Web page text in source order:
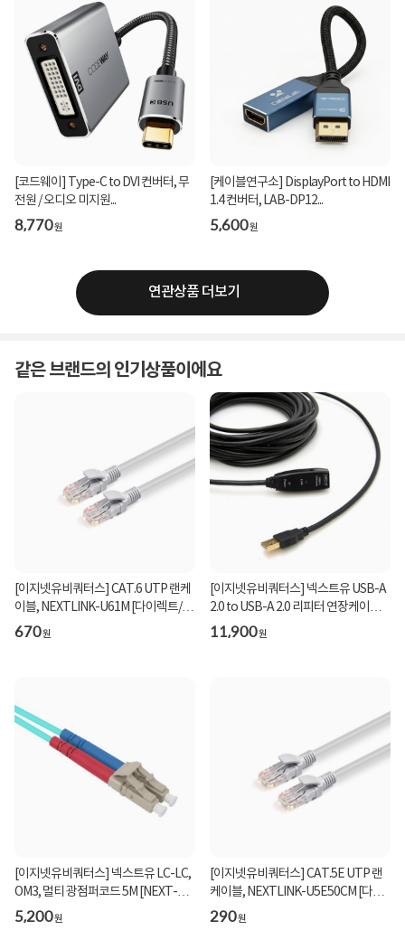
[코드웨이] Type-C to DVI 컨버터, 무
전원 / 오디오 미지원...
8,770원
[케이블연구소] DisplayPort to HDMI
1.4 컨버터, LAB-DP12...
5,600원
연관상품 더보기
같은 브랜드의 인기상품이에요
[이지넷유비쿼터스] CAT.6 UTP 랜케
이블, NEXTLINK-U61M [다이렉트/단
선] [그레이/1m...
670원
[이지넷유비쿼터스] 넥스트유 USB-A
2.0 to USB-A 2.0 리피터 연장케이블,
NEXT-USB1...
11,900원
[이지넷유비쿼터스] 넥스트유 LC-LC,
OM3, 멀티 광점퍼코드 5M [NEXT-
LL305MM-10G]
5,200원
[이지넷유비쿼터스] CAT.5E UTP 랜
케이블, NEXTLINK-U5E50CM [다이
렉트/단선] [그레...
290원